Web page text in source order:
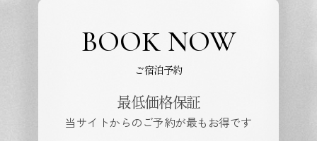
BOOK NOW
ご宿泊予約
最低価格保証
当サイトからのご予約が最もお得です